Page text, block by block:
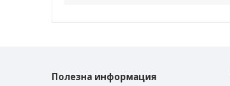
Полезна информация